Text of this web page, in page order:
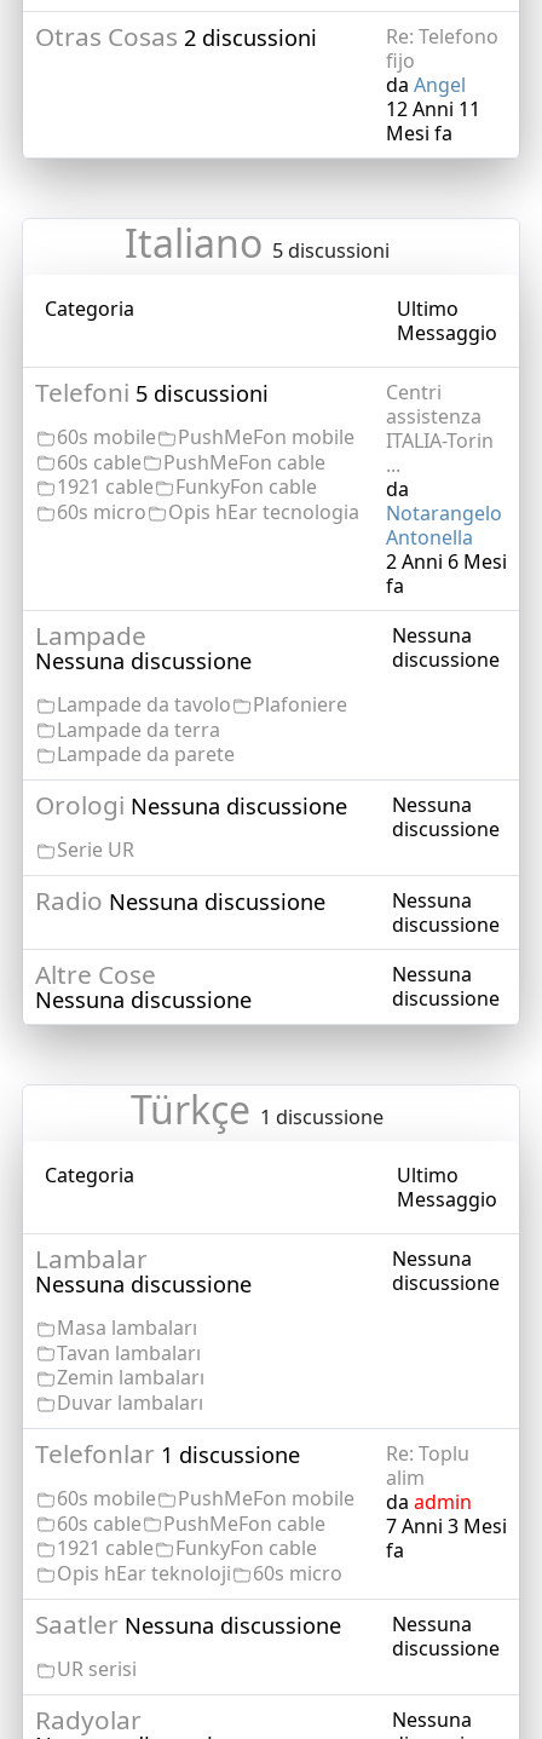
Otras Cosas 2 discussioni
Re: Telefono
fijo
da Angel
12 Anni 11
Mesi fa
Italiano 5 discussioni
Categoria
Ultimo
Messaggio
Telefoni 5 discussioni
60s mobile
PushMeFon mobile
60s cable
PushMeFon cable
1921 cable
FunkyFon cable
60s micro
Opis hEar tecnologia
Centri
assistenza
ITALIA-Torin
...
da
Notarangelo
Antonella
2 Anni 6 Mesi
fa
Lampade
Nessuna discussione
Lampade da tavolo
Plafoniere
Lampade da terra
Lampade da parete
Nessuna
discussione
Orologi Nessuna discussione
Serie UR
Nessuna
discussione
Radio Nessuna discussione
Nessuna
discussione
Altre Cose
Nessuna discussione
Nessuna
discussione
Türkçe 1 discussione
Categoria
Ultimo
Messaggio
Lambalar
Nessuna discussione
Masa lambaları
Tavan lambaları
Zemin lambaları
Duvar lambaları
Nessuna
discussione
Telefonlar 1 discussione
60s mobile
PushMeFon mobile
60s cable
PushMeFon cable
1921 cable
FunkyFon cable
Opis hEar teknoloji
60s micro
Re: Toplu
alim
da admin
7 Anni 3 Mesi
fa
Saatler Nessuna discussione
UR serisi
Nessuna
discussione
Radyolar
Nessuna